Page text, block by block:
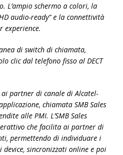
L’ampio schermo a colori, la
audio-ready” e la connettività
experience.
di switch di chiamata,
clic dal telefono fisso al DECT
partner di canale di Alcatel-
chiamata SMB Sales
alle PMI. L’SMB Sales
che facilita ai partner di
permettendo di individuare i
sincronizzati online e poi